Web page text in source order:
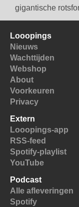
gigantische
Looopings
Nieuws
Wachttijden
Webshop
About
Voorkeuren
Privacy
Extern
Looopings-app
RSS-feed
Spotify-playlist
YouTube
Podcast
Alle afleveringen
Spotify